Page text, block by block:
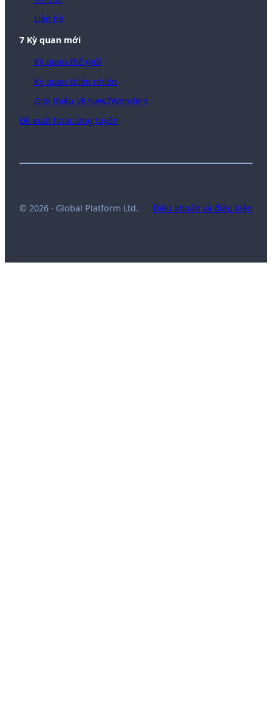
Liên hệ
7 Kỳ quan mới
Kỳ quan thế giới
Kỳ quan thiên nhiên
Giới thiệu về New7Wonders
Đề xuất hoặc ứng tuyển
© 2026 · Global Platform Ltd. Điều khoản và điều kiện